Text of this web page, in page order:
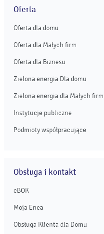
Oferta
Oferta dla domu
Oferta dla Małych firm
Oferta dla Biznesu
Zielona energia Dla domu
Zielona energia dla Małych firm
Instytucje publiczne
Podmioty współpracujące
Obsługa i kontakt
eBOK
Moja Enea
Obsługa Klienta dla Domu